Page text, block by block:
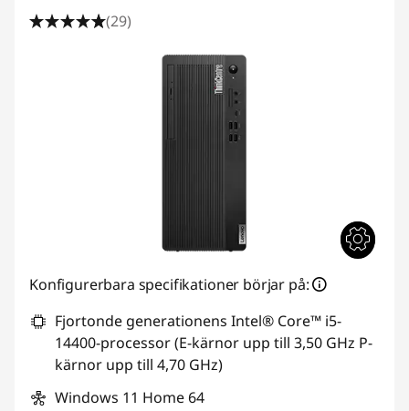
(29)
Konfigurerbara specifikationer börjar på:
Fjortonde generationens Intel® Core™ i5-
14400-processor (E-kärnor upp till 3,50 GHz P-
kärnor upp till 4,70 GHz)
Windows 11 Home 64